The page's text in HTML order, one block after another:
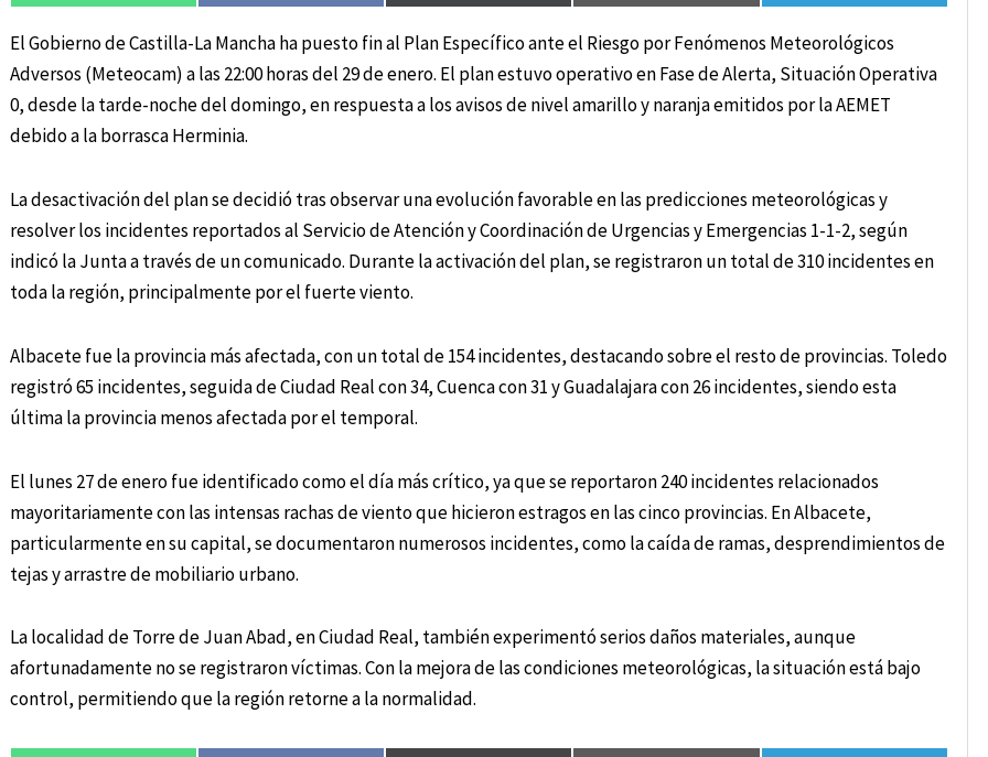
El Gobierno de Castilla-La Mancha ha puesto fin al Plan Específico ante el Riesgo por Fenómenos Meteorológicos
Adversos (Meteocam) a las 22:00 horas del 29 de enero. El plan estuvo operativo en Fase de Alerta, Situación Operativa
0, desde la tarde-noche del domingo, en respuesta a los avisos de nivel amarillo y naranja emitidos por la AEMET
debido a la borrasca Herminia.
La desactivación del plan se decidió tras observar una evolución favorable en las predicciones meteorológicas y
resolver los incidentes reportados al Servicio de Atención y Coordinación de Urgencias y Emergencias 1-1-2, según
indicó la Junta a través de un comunicado. Durante la activación del plan, se registraron un total de 310 incidentes en
toda la región, principalmente por el fuerte viento.
Albacete fue la provincia más afectada, con un total de 154 incidentes, destacando sobre el resto de provincias. Toledo
registró 65 incidentes, seguida de Ciudad Real con 34, Cuenca con 31 y Guadalajara con 26 incidentes, siendo esta
última la provincia menos afectada por el temporal.
El lunes 27 de enero fue identificado como el día más crítico, ya que se reportaron 240 incidentes relacionados
mayoritariamente con las intensas rachas de viento que hicieron estragos en las cinco provincias. En Albacete,
particularmente en su capital, se documentaron numerosos incidentes, como la caída de ramas, desprendimientos de
tejas y arrastre de mobiliario urbano.
La localidad de Torre de Juan Abad, en Ciudad Real, también experimentó serios daños materiales, aunque
afortunadamente no se registraron víctimas. Con la mejora de las condiciones meteorológicas, la situación está bajo
control, permitiendo que la región retorne a la normalidad.